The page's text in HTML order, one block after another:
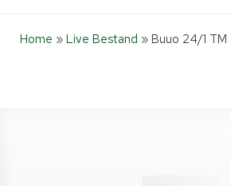
Home » Live Bestand » Buuo 24/1 TM